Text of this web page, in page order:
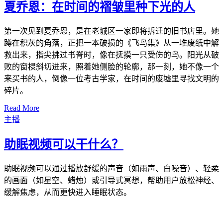
夏乔恩：在时间的褶皱里种下光的人
第一次见到夏乔恩，是在老城区一家即将拆迁的旧书店里。她
蹲在积灰的角落，正把一本破损的《飞鸟集》从一堆废纸中解
救出来，指尖拂过书脊时，像在抚摸一只受伤的鸟。阳光从破
败的窗棂斜切进来，照着她侧脸的轮廓，那一刻，她不像一个
来买书的人，倒像一位考古学家，在时间的废墟里寻找文明的
碎片。
Read More
主播
助眠视频可以干什么？
助眠视频可以通过播放舒缓的声音（如雨声、白噪音）、轻柔
的画面（如星空、蜡烛）或引导式冥想，帮助用户放松神经、
缓解焦虑，从而更快进入睡眠状态。